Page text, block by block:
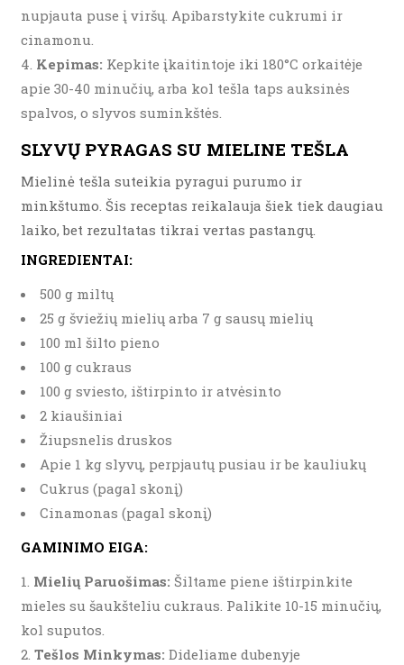
nupjauta puse į viršų. Apibarstykite cukrumi ir
cinamonu.
Kepimas: Kepkite įkaitintoje iki 180°C orkaitėje
apie 30-40 minučių, arba kol tešla taps auksinės
spalvos, o slyvos suminkštės.
SLYVŲ PYRAGAS SU MIELINE TEŠLA
Mielinė tešla suteikia pyragui purumo ir
minkštumo. Šis receptas reikalauja šiek tiek daugiau
laiko, bet rezultatas tikrai vertas pastangų.
INGREDIENTAI:
500 g miltų
25 g šviežių mielių arba 7 g sausų mielių
100 ml šilto pieno
100 g cukraus
100 g sviesto, ištirpinto ir atvėsinto
2 kiaušiniai
Žiupsnelis druskos
Apie 1 kg slyvų, perpjautų pusiau ir be kauliukų
Cukrus (pagal skonį)
Cinamonas (pagal skonį)
GAMINIMO EIGA:
Mielių Paruošimas: Šiltame piene ištirpinkite
mieles su šaukšteliu cukraus. Palikite 10-15 minučių,
kol suputos.
Tešlos Minkymas: Dideliame dubenyje